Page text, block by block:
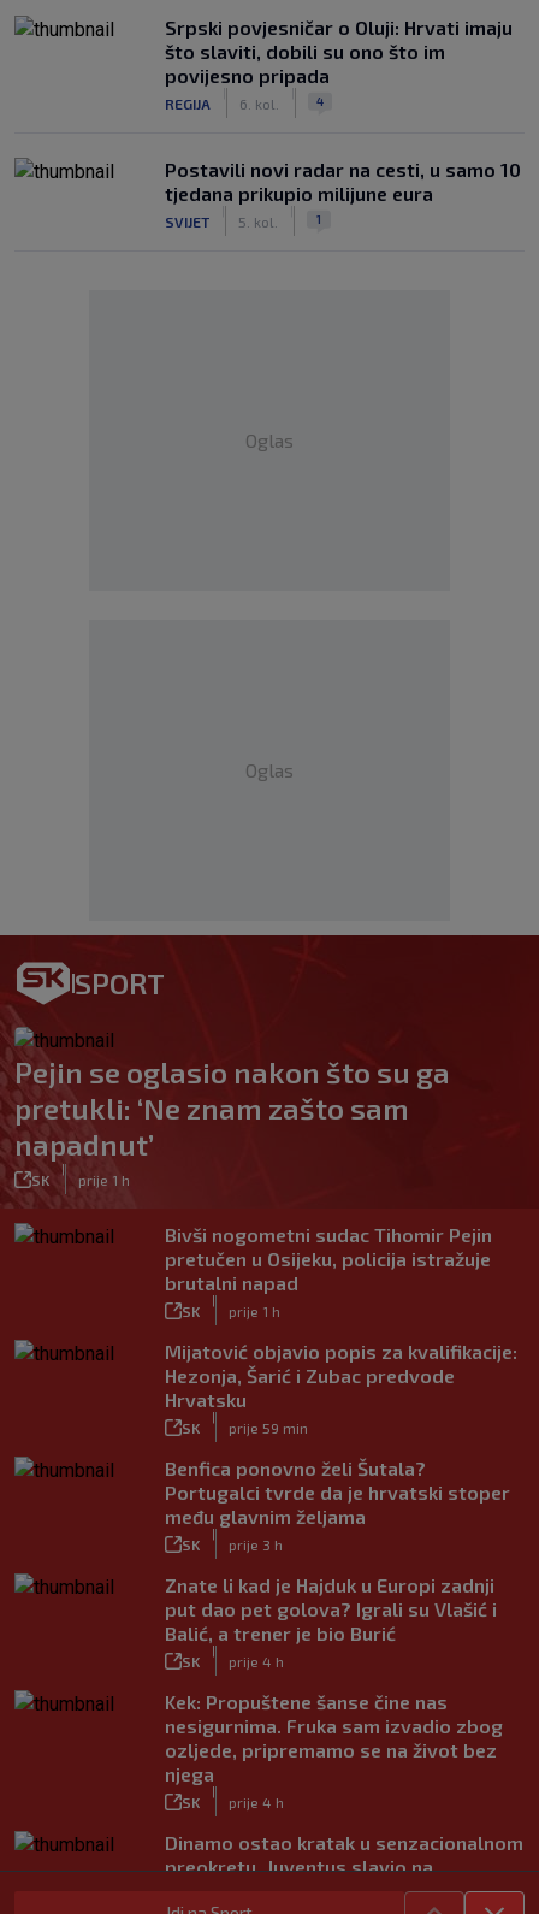
Srpski povjesničar o Oluji: Hrvati imaju
što slaviti, dobili su ono što im
povijesno pripada
REGIJA 6. kol. 4
Postavili novi radar na cesti, u samo 10
tjedana prikupio milijune eura
SVIJET 5. kol. 1
Oglas
Oglas
SPORT
Pejin se oglasio nakon što su ga
pretukli: ‘Ne znam zašto sam
napadnut’
SK prije 1 h
Bivši nogometni sudac Tihomir Pejin
pretučen u Osijeku, policija istražuje
brutalni napad
SK prije 1 h
Mijatović objavio popis za kvalifikacije:
Hezonja, Šarić i Zubac predvode
Hrvatsku
SK prije 59 min
Benfica ponovno želi Šutala?
Portugalci tvrde da je hrvatski stoper
među glavnim željama
SK prije 3 h
Znate li kad je Hajduk u Europi zadnji
put dao pet golova? Igrali su Vlašić i
Balić, a trener je bio Burić
SK prije 4 h
Kek: Propuštene šanse čine nas
nesigurnima. Fruka sam izvadio zbog
ozljede, pripremamo se na život bez
njega
SK prije 4 h
Dinamo ostao kratak u senzacionalnom
preokretu, Juventus slavio na
otvaranju Ramljakova turnira
|